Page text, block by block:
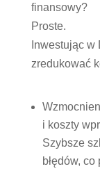
finansowy?
Proste.
Inwestując
zredukować
i koszty
Szybsze
błędów,